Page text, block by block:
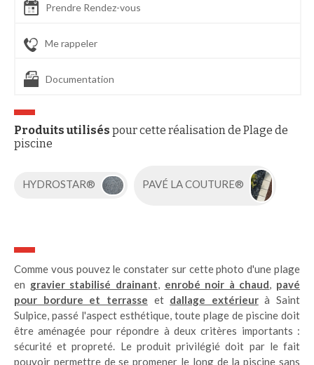
Prendre Rendez-vous
Me rappeler
Documentation
Produits utilisés pour cette réalisation de Plage de
piscine
HYDROSTAR® PAVÉ LA COUTURE®
Comme vous pouvez le constater sur cette photo d'une plage
en gravier stabilisé drainant, enrobé noir à chaud, pavé
pour bordure et terrasse et dallage extérieurà Saint
Sulpice, passé l'aspect esthétique, toute plage de piscine doit
être aménagée pour répondre à deux critères importants :
sécurité et propreté. Le produit privilégié doit par le fait
pouvoir permettre de se promener le long de la piscine sans